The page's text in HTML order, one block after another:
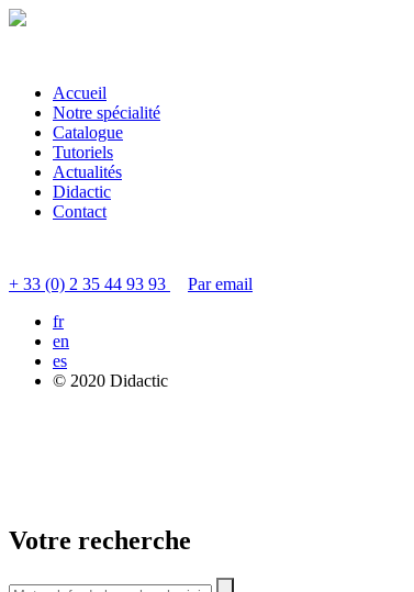
Accueil
Notre spécialité
Catalogue
Tutoriels
Actualités
Didactic
Contact
+ 33 (0) 2 35 44 93 93
Par email
fr
en
es
© 2020 Didactic
Votre recherche